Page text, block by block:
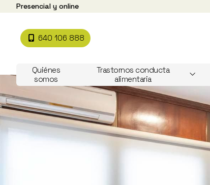
Presencial y online
640 106 888
Quiénes
somos
Trastornos conducta
alimentaria